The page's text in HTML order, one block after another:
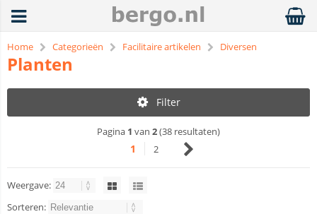
Home Categorieën Facilitaire artikelen Diversen
Planten
Filter
Pagina 1 van 2(38 resultaten)
1 2
Weergave:
Sorteren: